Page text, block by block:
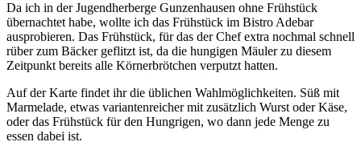
Da ich in der Jugendherberge Gunzenhausen ohne Frühstück
übernachtet habe, wollte ich das Frühstück im Bistro Adebar
ausprobieren. Das Frühstück, für das der Chef extra nochmal schnell
rüber zum Bäcker geflitzt ist, da die hungigen Mäuler zu diesem
Zeitpunkt bereits alle Körnerbrötchen verputzt hatten.
Auf der Karte findet ihr die üblichen Wahlmöglichkeiten. Süß mit
Marmelade, etwas variantenreicher mit zusätzlich Wurst oder Käse,
oder das Frühstück für den Hungrigen, wo dann jede Menge zu
essen dabei ist.